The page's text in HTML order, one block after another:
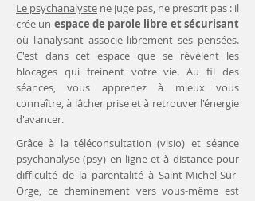
Le psychanalyste ne juge pas, ne prescrit pas : il
crée un espace de parole libre et sécurisant
où l'analysant associe librement ses pensées.
C'est dans cet espace que se révèlent les
blocages qui freinent votre vie. Au fil des
séances, vous apprenez à mieux vous
connaître, à lâcher prise et à retrouver l'énergie
d'avancer.
Grâce à la téléconsultation (visio) et séance
psychanalyse (psy) en ligne et à distance pour
difficulté de la parentalité à Saint-Michel-Sur-
Orge, ce cheminement vers vous-même est